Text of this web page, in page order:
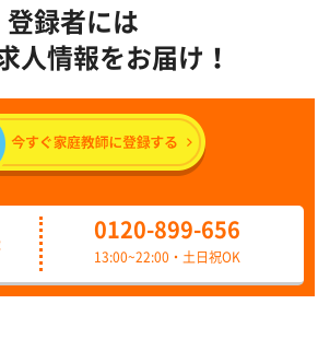
登録者には
人情報をお届け！
0120-899-656
13:00~22:00・土日祝OK